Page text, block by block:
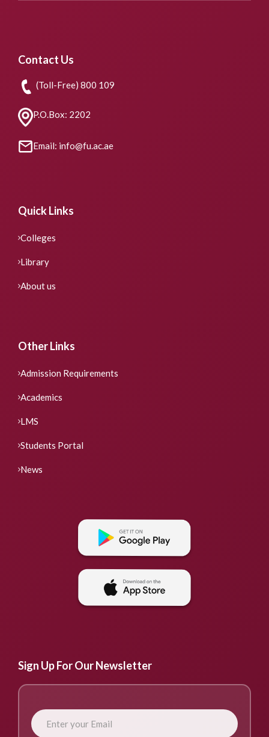
Contact Us
(Toll-Free) 800 109
P.O.Box: 2202
Email: info@fu.ac.ae
Quick Links
Colleges
Library
About us
Other Links
Admission Requirements
Academics
LMS
Students Portal
News
Sign Up For Our Newsletter